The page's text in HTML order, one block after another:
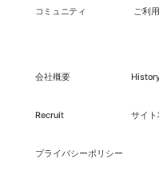
コミュニティ ご利
会社概要
Recruit サイ
プライバシーポリシー